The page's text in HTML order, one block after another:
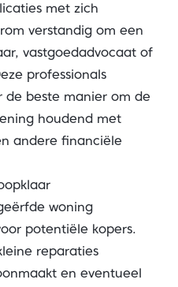
met zich
verstandig om een
vastgoedadvocaat of
professionals
de beste manier om de
houdend met
andere financiële
woning
potentiële kopers.
reparaties
en eventueel